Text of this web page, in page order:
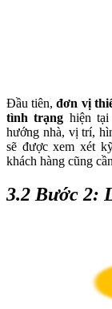
Đầu tiên,đơn vị
tình trạng hiện
hướng nhà, vị trí,
sẽ được xem xét
khách hàng cũng
3.2 Bước 2: